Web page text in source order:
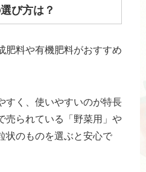
び方は？
肥料や有機肥料がおすすめ
すく、使いやすいのが特長
売られている「野菜用」や
状のものを選ぶと安心で